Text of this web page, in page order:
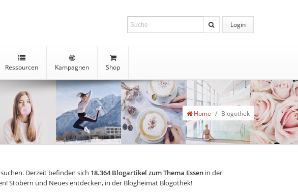
Login
Ressourcen Kampagnen Shop
Home / Blogothek
Derzeit befinden sich 18.364Blogartikel zum Thema Essen in der
Stöbern und Neues entdecken, in der Blogheimat Blogothek!